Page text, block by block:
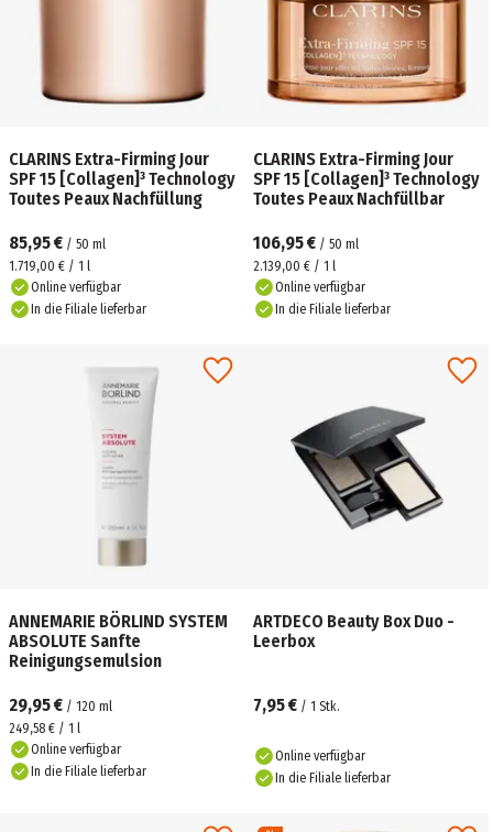
CLARINS Extra-Firming Jour
SPF 15 [Collagen]³ Technology
Toutes Peaux Nachfüllung
85,95 € / 50 ml
1.719,00 € / 1 l
Online verfügbar
In die Filiale lieferbar
CLARINS Extra-Firming Jour
SPF 15 [Collagen]³ Technology
Toutes Peaux Nachfüllbar
106,95 € / 50 ml
2.139,00 € / 1 l
Online verfügbar
In die Filiale lieferbar
ANNEMARIE BÖRLIND SYSTEM
ABSOLUTE Sanfte
Reinigungsemulsion
29,95 € / 120 ml
249,58 € / 1 l
Online verfügbar
In die Filiale lieferbar
ARTDECO Beauty Box Duo -
Leerbox
7,95 € / 1 Stk.
Online verfügbar
In die Filiale lieferbar